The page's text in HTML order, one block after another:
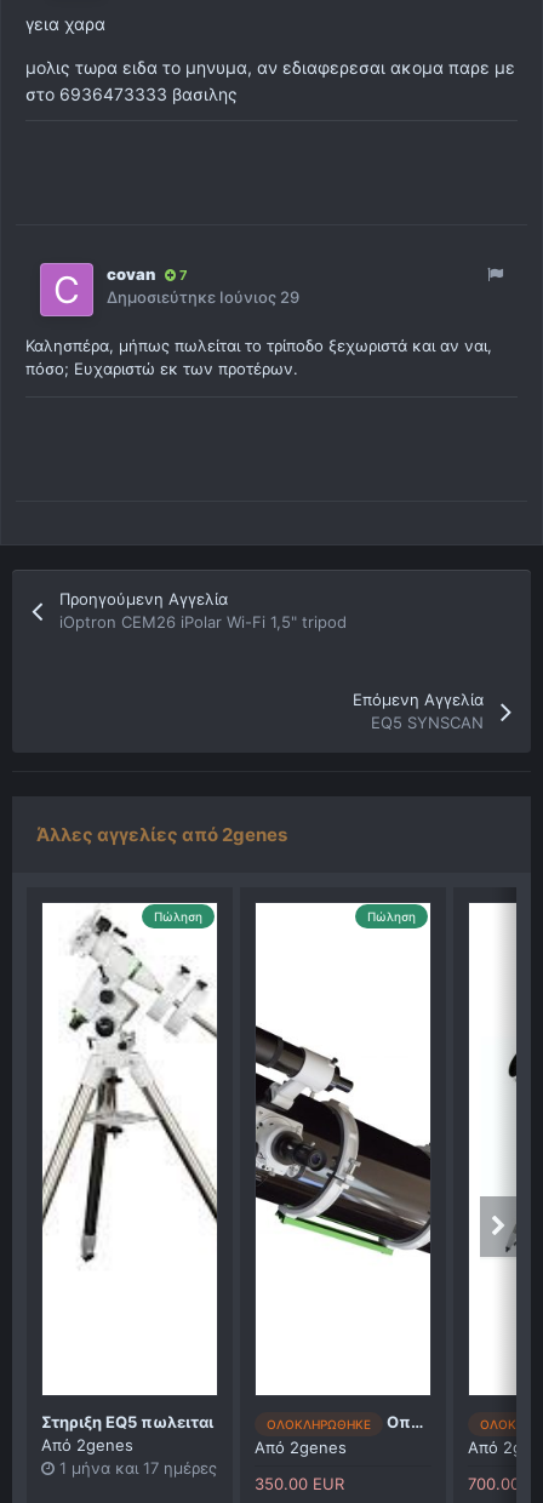
γεια χαρα
μολις τωρα ειδα το μηνυμα, αν εδιαφερεσαι ακομα παρε με
στο 6936473333 βασιλης
covan 7
Δημοσιεύτηκε Ιούνιος 29
Καλησπέρα, μήπως πωλείται το τρίποδο ξεχωριστά και αν ναι,
πόσο; Ευχαριστώ εκ των προτέρων.
Προηγούμενη Αγγελία
iOptron CEM26 iPolar Wi-Fi 1,5" tripod
Επόμενη Αγγελία
EQ5 SYNSCAN
Άλλες αγγελίες από 2genes
Πώληση
Στηριξη ΕQ5 πωλειται
Από 2genes
1 μήνα και 17 ημέρες
Πώληση
ΟΛΟΚΛΗΡΩΘΗΚΕ
Οπυικός σωλήνας Νευτώνιο 8ιντσο skywatcher 200/1000
Από 2genes
350.00 EUR
Από
700.00